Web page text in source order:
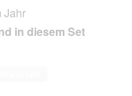
Jahr
in diesem Set